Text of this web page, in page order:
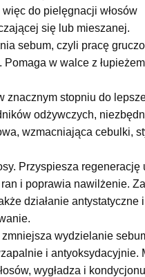
do pielęgnacji włosów
się lub mieszanej.
sebum, czyli pracę
Pomaga w walce z
znacznym stopniu do
odżywczych,
wzmacniająca cebulki,
Przyspiesza regenerację
i poprawia nawilżenie.
działanie antystatyczne
wydzielanie
i antyoksydacyjnie.
wygładza i